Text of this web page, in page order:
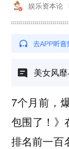
娱乐资本论
美女风
7个月前，
包围了！》
排名前一百